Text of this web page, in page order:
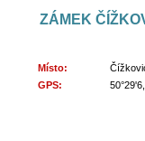
ZÁMEK
Místo:
GPS: